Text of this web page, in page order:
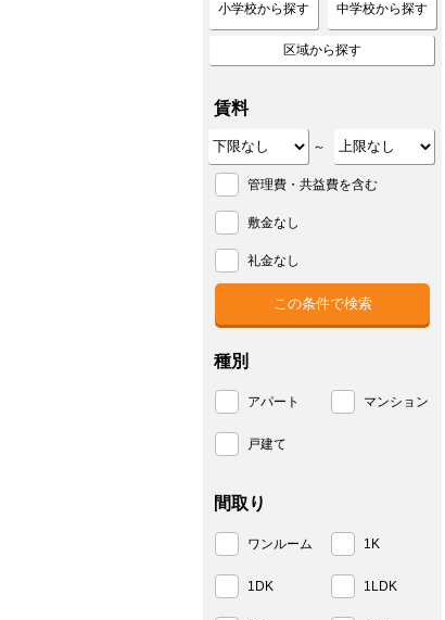
小学校から探す 中学校から探す
区域から探す
賃料
～
管理費・共益費を含む
敷金なし
礼金なし
種別
アパート マンション
戸建て
間取り
ワンルーム 1K
1DK 1LDK